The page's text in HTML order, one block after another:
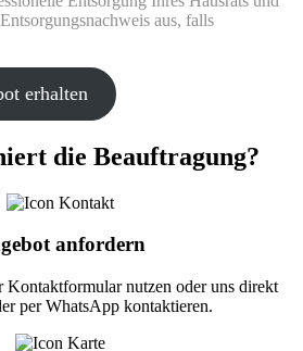
aus, falls
erhalten
die Beauftragung?
anfordern
Kontaktformular nutzen oder uns direkt
per WhatsApp kontaktieren.